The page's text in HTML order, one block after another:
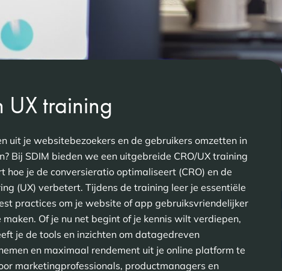
UX training
uit je websitebezoekers en de gebruikers omzetten in
Bij SDIM bieden we een uitgebreide CRO/UX training
hoe je de conversieratio optimaliseert (CRO) en de
(UX) verbetert. Tijdens de training leer je essentiële
practices om je website of app gebruiksvriendelijker
Of je nu net begint of je kennis wilt verdiepen,
je de tools en inzichten om datagedreven
en maximaal rendement uit je online platform te
marketingprofessionals, productmanagers en